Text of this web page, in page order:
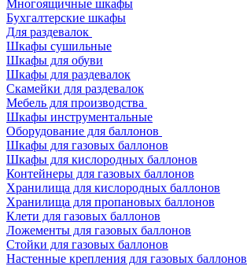
Многоящичные шкафы
Бухгалтерские шкафы
Для раздевалок
Шкафы сушильные
Шкафы для обуви
Шкафы для раздевалок
Скамейки для раздевалок
Мебель для производства
Шкафы инструментальные
Оборудование для баллонов
Шкафы для газовых баллонов
Шкафы для кислородных баллонов
Контейнеры для газовых баллонов
Хранилища для кислородных баллонов
Хранилища для пропановых баллонов
Клети для газовых баллонов
Ложементы для газовых баллонов
Стойки для газовых баллонов
Настенные крепления для газовых баллонов